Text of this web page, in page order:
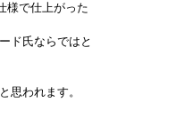
様で仕上がった
ド氏ならではと
思われます。